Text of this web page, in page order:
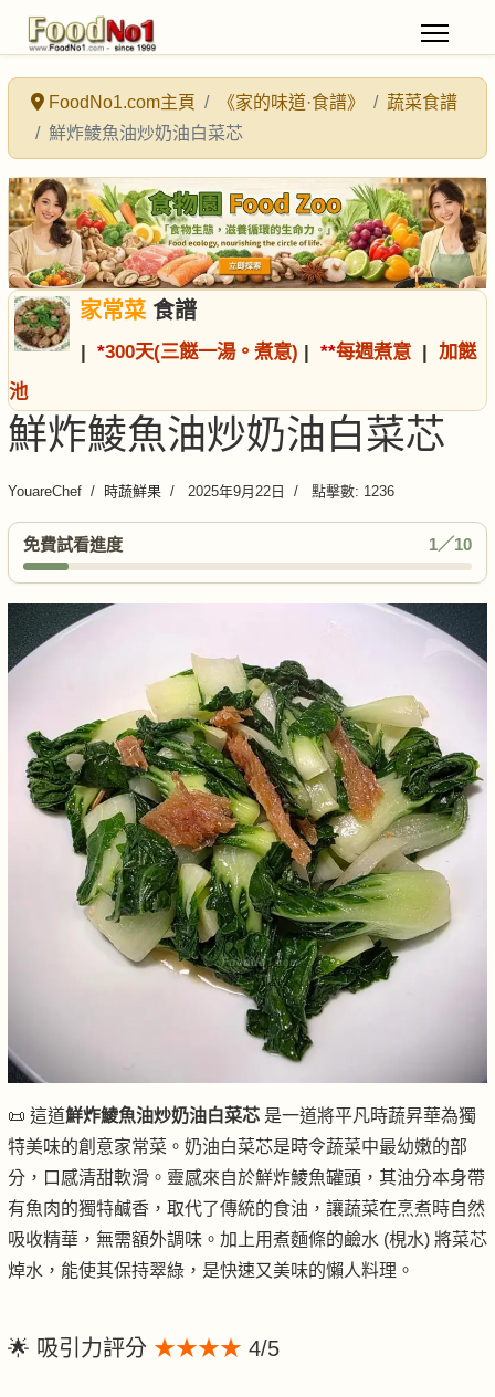
FoodNo1.com主頁 《家的味道·食譜》
蔬菜食譜
鮮炸鯪魚油炒奶油白菜芯
家常菜食譜
| *300天(三餸一湯。煮意) | **每週煮意 | 加餸
池
鮮炸鯪魚油炒奶油白菜芯
YouareChef 時蔬鮮果 2025年9月22日 點擊數: 1236
免費試看進度 1／10
📜 這道鮮炸鯪魚油炒奶油白菜芯 是一道將平凡時蔬昇華為獨
特美味的創意家常菜。奶油白菜芯是時令蔬菜中最幼嫩的部
分，口感清甜軟滑。靈感來自於鮮炸鯪魚罐頭，其油分本身帶
有魚肉的獨特鹹香，取代了傳統的食油，讓蔬菜在烹煮時自然
吸收精華，無需額外調味。加上用煮麵條的鹼水 (梘水) 將菜芯
焯水，能使其保持翠綠，是快速又美味的懶人料理。
🌟 吸引力評分 ★★★★ 4/5